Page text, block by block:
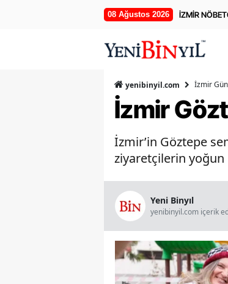
08 Ağustos 2026 İZMİR
yenibinyil.com İzmir
İzmir
İzmir’in Göztepe
ziyaretçilerin yoğun
Yeni Binyıl
yenibinyil.com içerik